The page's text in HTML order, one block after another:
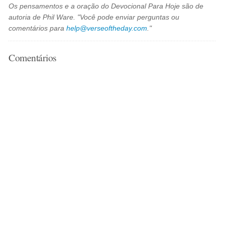
Os pensamentos e a oração do Devocional Para Hoje são de
autoria de Phil Ware. "Você pode enviar perguntas ou
comentários parahelp@verseoftheday.com ."
Comentários